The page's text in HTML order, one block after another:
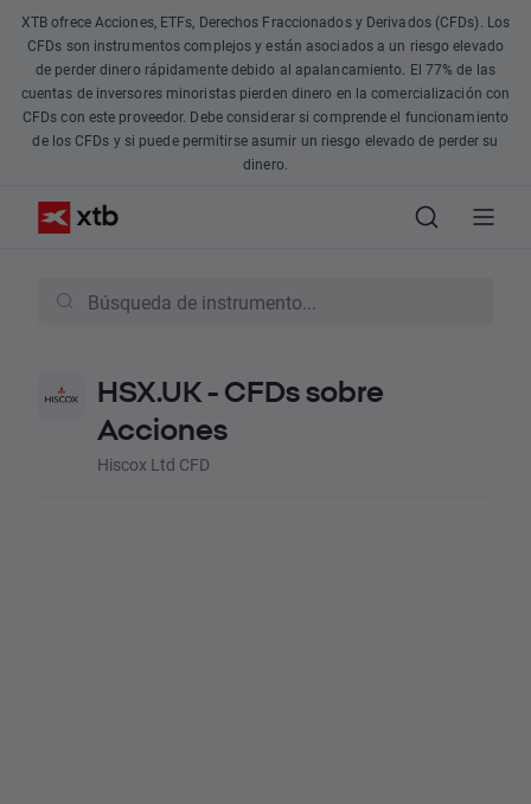
XTB ofrece Acciones, ETFs, Derechos Fraccionados y Derivados (CFDs). Los
CFDs son instrumentos complejos y están asociados a un riesgo elevado
de perder dinero rápidamente debido al apalancamiento. El 77% de las
cuentas de inversores minoristas pierden dinero en la comercialización con
CFDs con este proveedor. Debe considerar si comprende el funcionamiento
de los CFDs y si puede permitirse asumir un riesgo elevado de perder su
dinero.
HSX.UK - CFDs sobre
Acciones
Hiscox Ltd CFD